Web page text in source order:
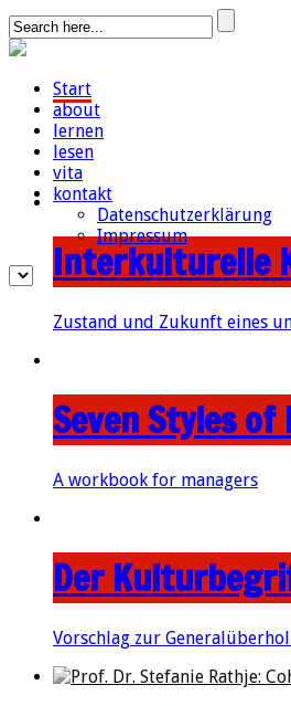
Start
about
lernen
lesen
vita
kontakt
Datenschutzerklärung
Impressum
Interkulturelle
Zustand und Zukunft eines
Seven Styles
A workbook for managers
Der
Vorschlag zur